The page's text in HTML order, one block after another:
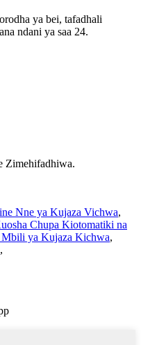
ya bei, tafadhali
ndani ya saa 24.
Zimehifadhiwa.
Nne ya Kujaza Vichwa,
Chupa Kiotomatiki na
Mbili ya Kujaza Kichwa,
,